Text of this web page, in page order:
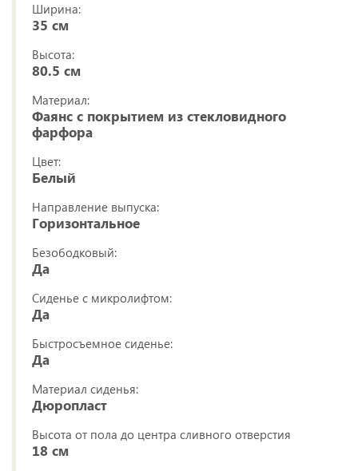
Ширина:
35 см
Высота:
80.5 см
Материал:
Фаянс с покрытием из стекловидного
фарфора
Цвет:
Белый
Направление выпуска:
Горизонтальное
Безободковый:
Да
Сиденье с микролифтом:
Да
Быстросъемное сиденье:
Да
Материал сиденья:
Дюропласт
Высота от пола до центра сливного отверстия
18 см